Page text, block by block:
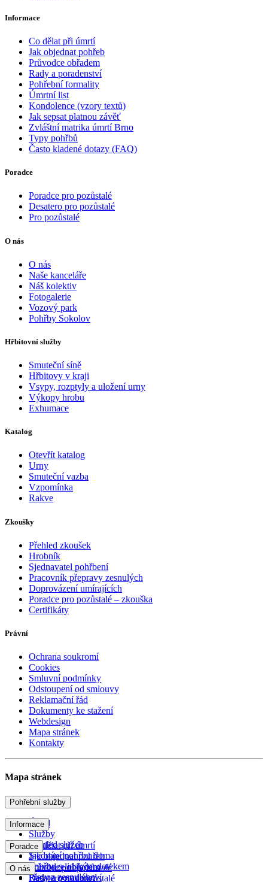
Informace
Co dělat při úmrtí
Jak objednat pohřeb
Průvodce obřadem
Rady a poradenství
Pohřební formality
Úmrtní list
Kondolence (vzory textů)
Jak sepsat platnou závěť
Zvláštní matrika úmrtí Brno
Typy pohřbů
Často kladené dotazy (FAQ)
Poradce
Poradce pro pozůstalé
Desatero pro pozůstalé
Pro pozůstalé
O nás
O nás
Naše kanceláře
Náš kolektiv
Fotogalerie
Vozový park
Pohřby Sokolov
Hřbitovní služby
Smuteční síně
Hřbitovy v kraji
Vsypy, rozptyly a uložení urny
Výkopy hrobu
Exhumace
Katalog
Otevřít katalog
Urny
Smuteční vazba
Vzpomínka
Rakve
Zkoušky
Přehled zkoušek
Hrobník
Sjednavatel pohřbení
Pracovník přepravy zesnulých
Doprovázení umírajících
Poradce pro pozůstalé – zkouška
Certifikáty
Právní
Ochrana soukromí
Cookies
Smluvní podmínky
Odstoupení od smlouvy
Reklamační řád
Dokumenty ke stažení
Webdesign
Mapa stránek
Kontakty
Mapa stránek
Pohřební služby
Úvod
Služby
Přehled služeb
Sjednání pohřbu doma
Pohřby s lidským dotekem
Převoz zesnulého
Informace
Co dělat při úmrtí
Jak objednat pohřeb
Průvodce obřadem
Rady a poradenství
Poradce
Poradce pro pozůstalé
Desatero pro pozůstalé
O nás